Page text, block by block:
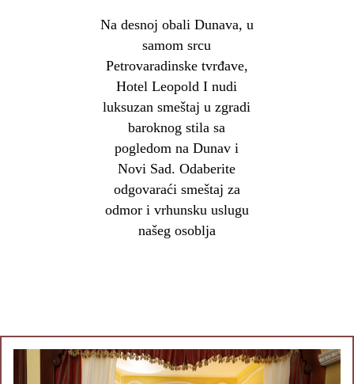
Na desnoj obali Dunava, u
samom srcu
Petrovaradinske tvrđave,
Hotel Leopold I nudi
luksuzan smeštaj u zgradi
baroknog stila sa
pogledom na Dunav i
Novi Sad. Odaberite
odgovaraći smeštaj za
odmor i vrhunsku uslugu
našeg osoblja